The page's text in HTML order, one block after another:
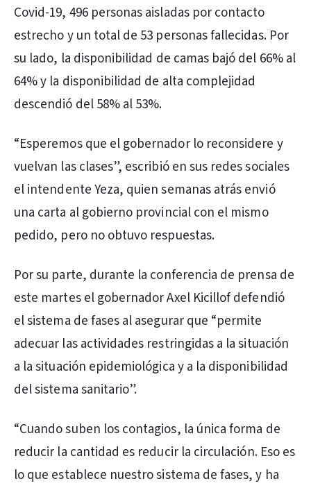
Covid-19, 496 personas aisladas por contacto
estrecho y un total de 53 personas fallecidas. Por
su lado, la disponibilidad de camas bajó del 66% al
64% y la disponibilidad de alta complejidad
descendió del 58% al 53%.
“Esperemos que el gobernador lo reconsidere y
vuelvan las clases”, escribió en sus redes sociales
el intendente Yeza, quien semanas atrás envió
una carta al gobierno provincial con el mismo
pedido, pero no obtuvo respuestas.
Por su parte, durante la conferencia de prensa de
este martes el gobernador Axel Kicillof defendió
el sistema de fases al asegurar que “permite
adecuar las actividades restringidas a la situación
a la situación epidemiológica y a la disponibilidad
del sistema sanitario”.
“Cuando suben los contagios, la única forma de
reducir la cantidad es reducir la circulación. Eso es
lo que establece nuestro sistema de fases, y ha